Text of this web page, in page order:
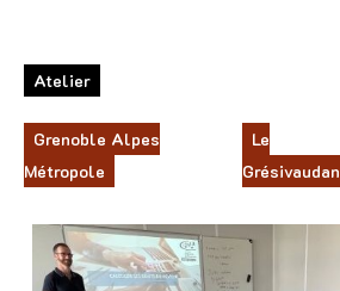
Atelier
Grenoble Alpes
Métropole
Le
Grésivaudan